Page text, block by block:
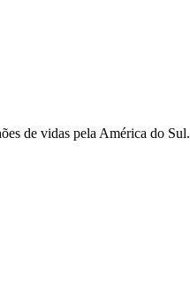
de vidas pela América do Sul.